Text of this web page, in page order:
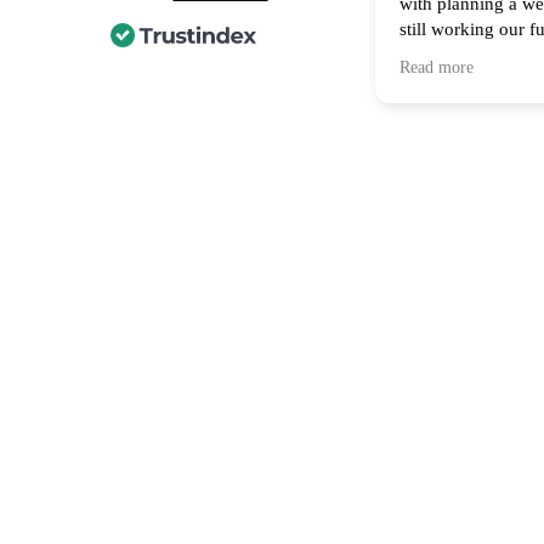
with planning a
still working our
Read more